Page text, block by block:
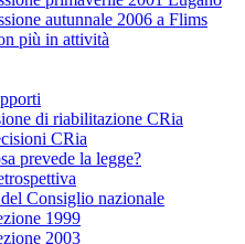
autunnale 2006 a Flims
più in attività
di riabilitazione CRia
CRia
prevede la legge?
Consiglio nazionale
1999
2003